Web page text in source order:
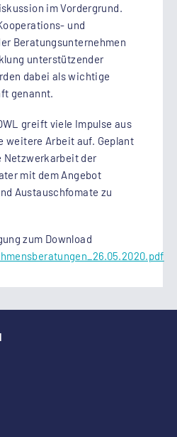
im Vordergrund.
und
Beratungsunternehmen
unterstützender
dabei als wichtige
genannt.
greift viele Impulse aus
weitere Arbeit auf. Geplant
Netzwerkarbeit der
mit dem Angebot
Austauschfomate zu
zum Download